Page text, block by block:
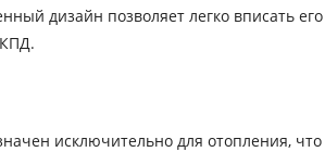
дизайн позволяет легко вписать
исключительно для отопления,